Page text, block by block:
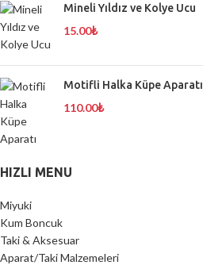
Mineli Yıldız ve Kolye Ucu
15.00₺
Motifli Halka Küpe Aparatı
110.00₺
HIZLI MENU
Miyuki
Kum Boncuk
Taki & Aksesuar
Aparat/Taki Malzemeleri